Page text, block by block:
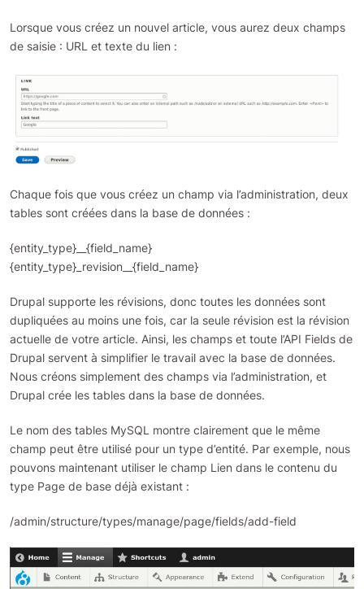
Lorsque vous créez un nouvel article, vous aurez deux champs
de saisie : URL et texte du lien :
Chaque fois que vous créez un champ via l’administration, deux
tables sont créées dans la base de données :
{entity_type}__{field_name}
{entity_type}_revision__{field_name}
Drupal supporte les révisions, donc toutes les données sont
dupliquées au moins une fois, car la seule révision est la révision
actuelle de votre article. Ainsi, les champs et toute l’API Fields de
Drupal servent à simplifier le travail avec la base de données.
Nous créons simplement des champs via l’administration, et
Drupal crée les tables dans la base de données.
Le nom des tables MySQL montre clairement que le même
champ peut être utilisé pour un type d’entité. Par exemple, nous
pouvons maintenant utiliser le champ Lien dans le contenu du
type Page de base déjà existant :
/admin/structure/types/manage/page/fields/add-field